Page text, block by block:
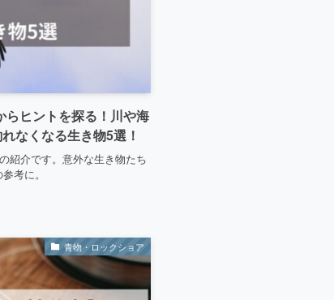
らヒントを探る！川や海
なくなる生き物5選！
紹介です。意外な生き物たち
考に。
青物・ロックショア